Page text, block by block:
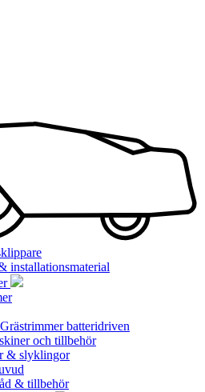
installationsmaterial
batteridriven
och tillbehör
& slyklingor
& tillbehör